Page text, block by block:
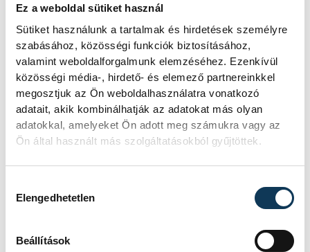
Ez a weboldal sütiket használ
Sütiket használunk a tartalmak és hirdetések személyre
szabásához, közösségi funkciók biztosításához,
valamint weboldalforgalmunk elemzéséhez. Ezenkívül
közösségi média-, hirdető- és elemező partnereinkkel
megosztjuk az Ön weboldalhasználatra vonatkozó
adatait, akik kombinálhatják az adatokat más olyan
adatokkal, amelyeket Ön adott meg számukra vagy az
Ön által használt más szolgáltatásokból gyűjtöttek.
Elengedhetetlen
Beállítások
SZERZŐ